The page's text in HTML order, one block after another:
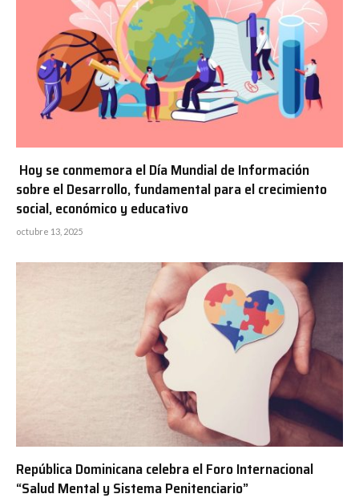
Hoy se conmemora el Día Mundial de Información
sobre el Desarrollo, fundamental para el crecimiento
social, económico y educativo
octubre 13, 2025
República Dominicana celebra el Foro Internacional
“Salud Mental y Sistema Penitenciario”